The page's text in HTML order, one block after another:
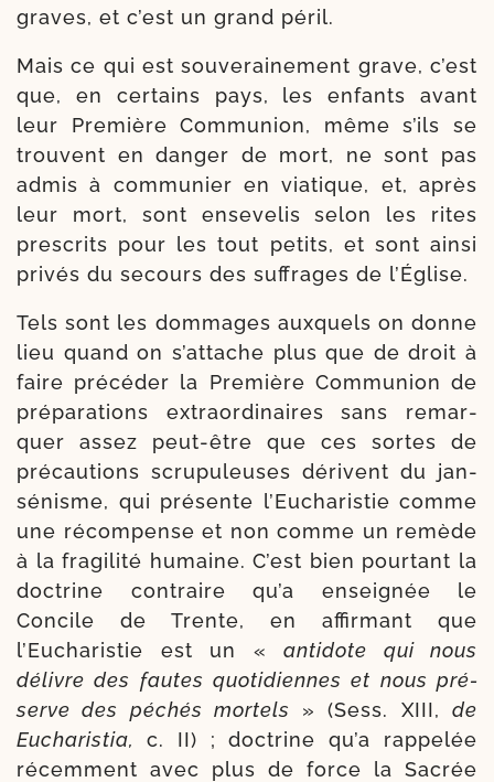
graves, et c’est un grand péril.
Mais ce qui est sou­ve­rai­ne­ment grave, c’est
que, en cer­tains pays, les enfants avant
leur Première Communion, même s’ils se
trouvent en dan­ger de mort, ne sont pas
admis à com­mu­nier en via­tique, et, après
leur mort, sont ense­ve­lis selon les rites
pres­crits pour les tout petits, et sont ain­si
pri­vés du secours des suf­frages de l’Église.
Tels sont les dom­mages aux­quels on donne
lieu quand on s’at­tache plus que de droit à
faire pré­cé­der la Première Communion de
pré­pa­ra­tions extra­or­di­naires sans remar­
quer assez peut-​être que ces sortes de
pré­cau­tions scru­pu­leuses dérivent du jan­
sé­nisme, qui pré­sente l’Eucharistie comme
une récom­pense et non comme un remède
à la fra­gi­li­té humaine. C’est bien pour­tant la
doc­trine contraire qu’a ensei­gnée le
Concile de Trente, en affir­mant que
l’Eucharistie est un « anti­dote qui nous
délivre des fautes quo­ti­diennes et nous pré­
serve des péchés mor­tels » (Sess. XIII,de
Eucharistia, c. II) ; doc­trine qu’a rap­pe­lée
récem­ment avec plus de force la Sacrée